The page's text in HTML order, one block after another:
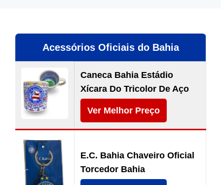
Acessórios Oficiais do Bahia
Caneca Bahia Estádio
Xícara Do Tricolor De Aço
Ver Melhor Preço
E.C. Bahia Chaveiro Oficial
Torcedor Bahia